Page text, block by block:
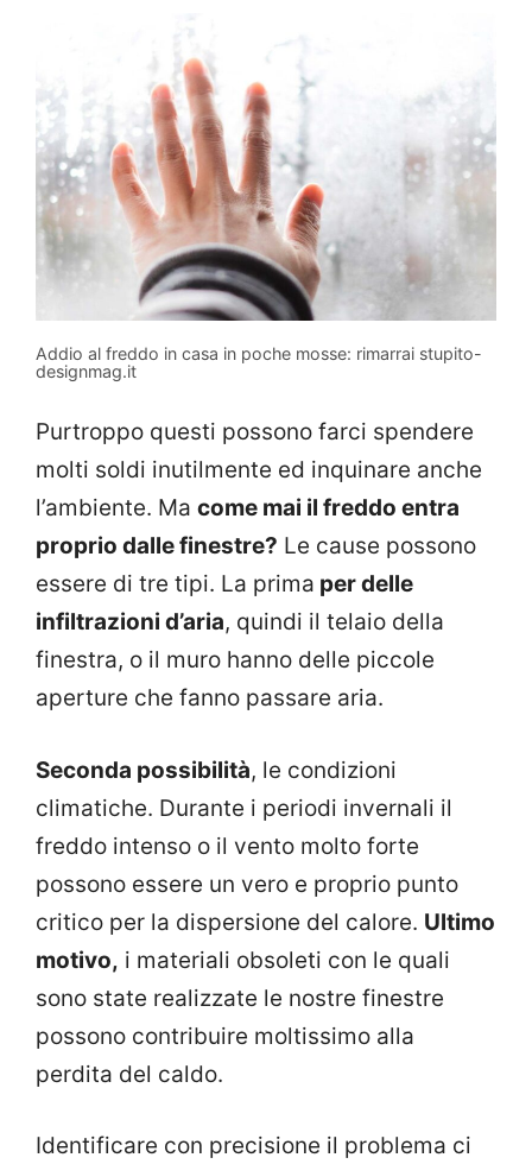
Addio al freddo in casa in poche mosse: rimarrai stupito-
designmag.it
Purtroppo questi possono farci spendere
molti soldi inutilmente ed inquinare anche
l’ambiente. Ma come mai il freddo entra
proprio dalle finestre? Le cause possono
essere di tre tipi. La prima per delle
infiltrazioni d’aria, quindi il telaio della
finestra, o il muro hanno delle piccole
aperture che fanno passare aria.
Seconda possibilità, le condizioni
climatiche. Durante i periodi invernali il
freddo intenso o il vento molto forte
possono essere un vero e proprio punto
critico per la dispersione del calore. Ultimo
motivo, i materiali obsoleti con le quali
sono state realizzate le nostre finestre
possono contribuire moltissimo alla
perdita del caldo.
Identificare con precisione il problema ci